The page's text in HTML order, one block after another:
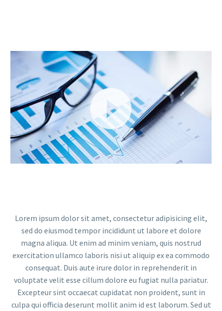
Lorem ipsum dolor sit amet, consectetur adipisicing elit,
sed do eiusmod tempor incididunt ut labore et dolore
magna aliqua. Ut enim ad minim veniam, quis nostrud
exercitation ullamco laboris nisi ut aliquip ex ea commodo
consequat. Duis aute irure dolor in reprehenderit in
voluptate velit esse cillum dolore eu fugiat nulla pariatur.
Excepteur sint occaecat cupidatat non proident, sunt in
culpa qui officia deserunt mollit anim id est laborum. Sed ut